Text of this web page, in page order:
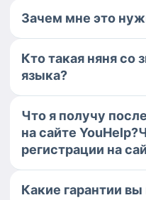
Зачем мне это
Кто такая няня со
языка?
Что я получу
на сайте
регистрации на
Какие гарантии